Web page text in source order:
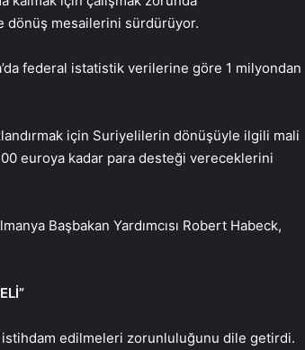
dönüş mesailerini sürdürüyor.
federal istatistik verilerine göre 1 milyondan
için Suriyelilerin dönüşüyle ilgili mali
euroya kadar para desteği vereceklerini
Başbakan Yardımcısı Robert Habeck,
edilmeleri zorunluluğunu dile getirdi.